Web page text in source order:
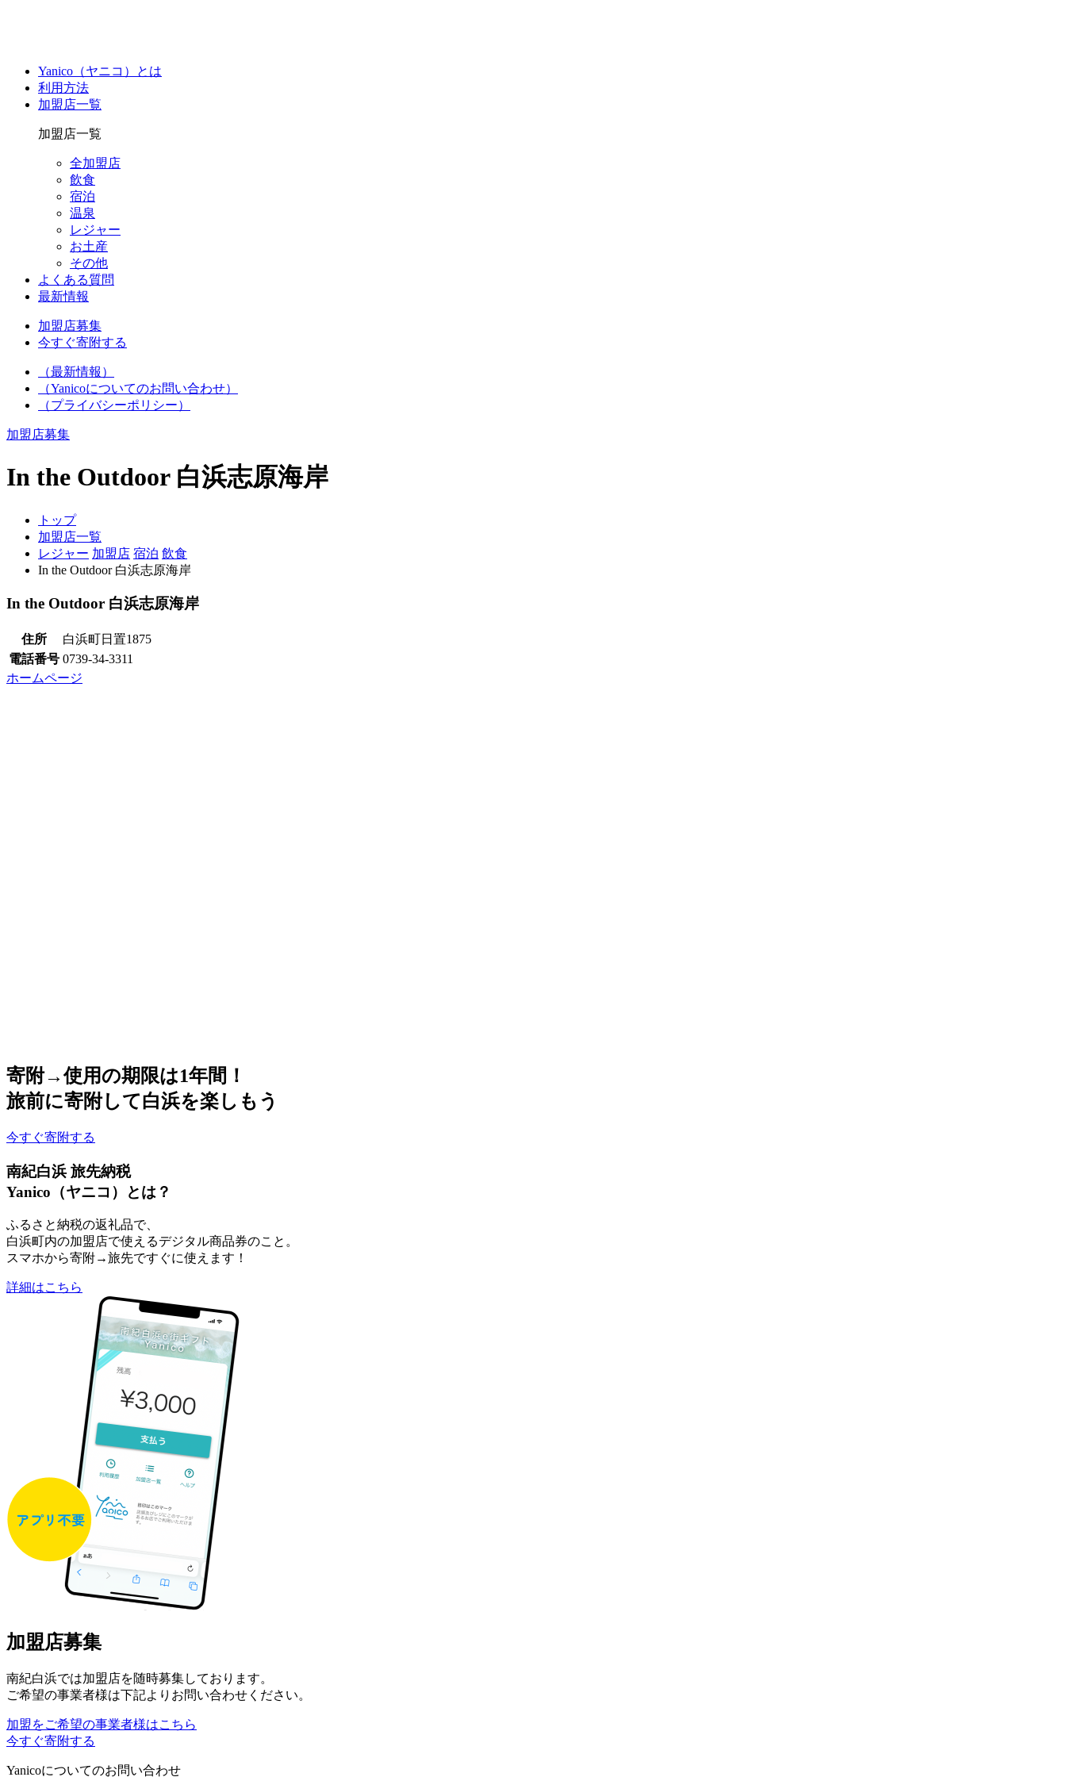
Yanico（ヤニコ）とは
利用方法
加盟店一覧
加盟店一覧
全加盟店
飲食
宿泊
温泉
レジャー
お土産
その他
よくある質問
最新情報
加盟店募集
今すぐ寄附する
（最新情報）
（Yanicoについてのお問い合わせ）
（プライバシーポリシー）
加盟店募集
In the Outdoor 白浜志原海岸
トップ
加盟店一覧
レジャー 加盟店 宿泊 飲食
In the Outdoor 白浜志原海岸
In the Outdoor 白浜志原海岸
住所
白浜町日置1875
電話番号 0739-34-3311
ホームページ
寄附→使用の期限は1年間！
旅前に寄附して白浜を楽しもう
今すぐ寄附する
南紀白浜 旅先納税
Yanico（ヤニコ）とは？
ふるさと納税の返礼品で、
白浜町内の加盟店で使えるデジタル商品券のこと。
スマホから寄附→旅先ですぐに使えます！
詳細はこちら
加盟店募集
南紀白浜では加盟店を随時募集しております。
ご希望の事業者様は下記よりお問い合わせください。
加盟をご希望の事業者様はこちら
今すぐ寄附する
Yanicoについてのお問い合わせ